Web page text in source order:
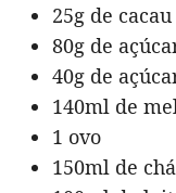
25g de
80g de
40g de
140ml de
1 ovo
150ml de